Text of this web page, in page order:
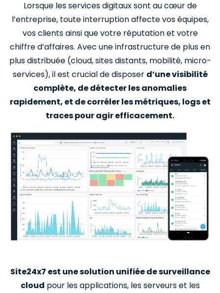
Lorsque les services digitaux sont au cœur de
l’entreprise, toute interruption affecte vos équipes,
vos clients ainsi que votre réputation et votre
chiffre d’affaires. Avec une infrastructure de plus en
plus distribuée (cloud, sites distants, mobilité, micro-
services), il est crucial de disposer d’une visibilité
complète, de détecter les anomalies
rapidement, et de corréler les métriques, logs et
traces pour agir efficacement.
Site24x7 est une solution unifiée de surveillance
cloud pour les applications, les serveurs et les